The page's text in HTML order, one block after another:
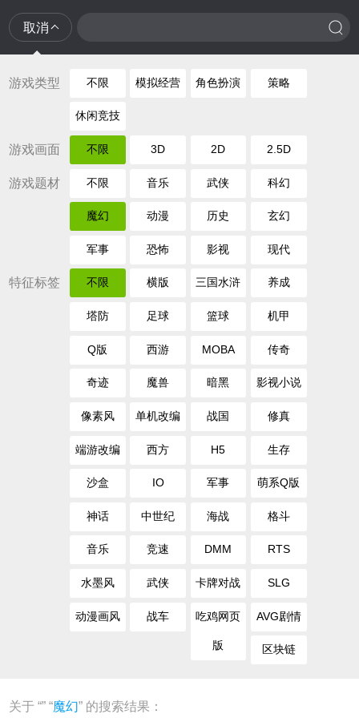
取消
游戏类型 不限 模拟经营 角色扮演 策略
休闲竞技
游戏画面 不限 3D 2D 2.5D
游戏题材 不限 音乐 武侠 科幻
魔幻 动漫 历史 玄幻
军事 恐怖 影视 现代
特征标签 不限 横版 三国水浒 养成
塔防 足球 篮球 机甲
Q版 西游 MOBA 传奇
奇迹 魔兽 暗黑 影视小说
像素风 单机改编 战国 修真
端游改编 西方 H5 生存
沙盒 IO 军事 萌系Q版
神话 中世纪 海战 格斗
音乐 竞速 DMM RTS
水墨风 武侠 卡牌对战 SLG
动漫画风 战车 吃鸡网页
版
AVG剧情
区块链
关于 “” “魔幻” 的搜索结果：